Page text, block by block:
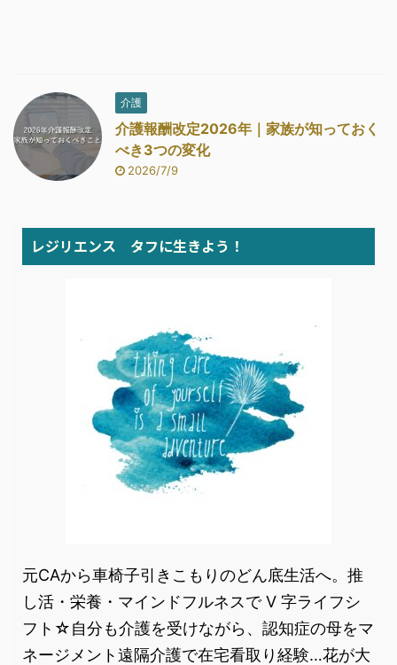
介護
介護報酬改定2026年｜家族が知っておく
べき3つの変化
2026/7/9
レジリエンス タフに生きよう！
元CAから車椅子引きこもりのどん底生活へ。推
し活・栄養・マインドフルネスで V 字ライフシ
フト☆自分も介護を受けながら、認知症の母をマ
ネージメント遠隔介護で在宅看取り経験…花が大